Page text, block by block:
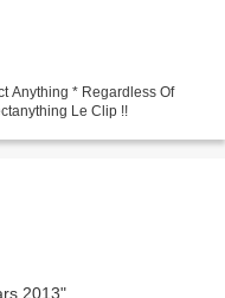
Anything * Regardless Of
Le Clip !!